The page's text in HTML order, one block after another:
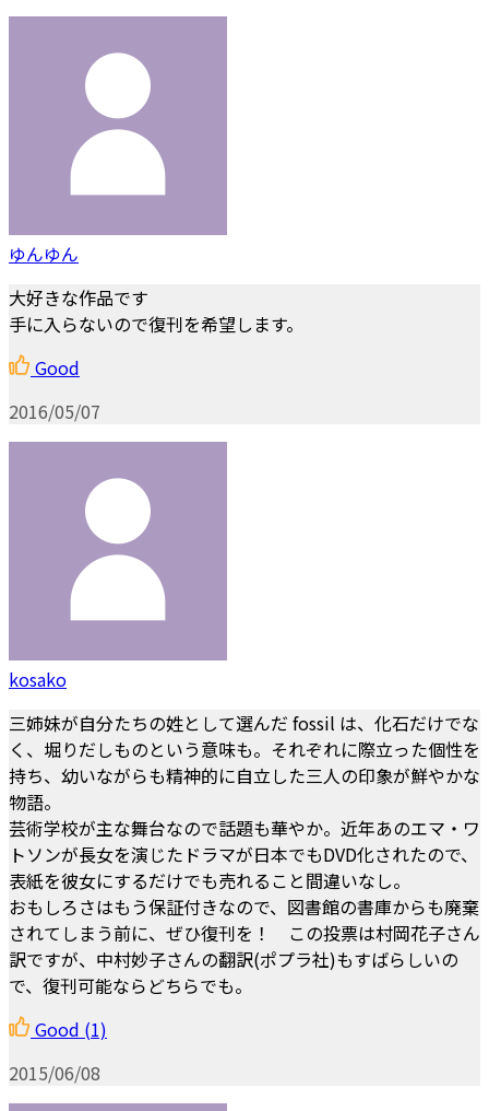
ゆんゆん
大好きな作品です
手に入らないので復刊を希望します。
Good
2016/05/07
kosako
三姉妹が自分たちの姓として選んだ fossil は、化石だけでな
く、堀りだしものという意味も。それぞれに際立った個性を
持ち、幼いながらも精神的に自立した三人の印象が鮮やかな
物語。
芸術学校が主な舞台なので話題も華やか。近年あのエマ・ワ
トソンが長女を演じたドラマが日本でもDVD化されたので、
表紙を彼女にするだけでも売れること間違いなし。
おもしろさはもう保証付きなので、図書館の書庫からも廃棄
されてしまう前に、ぜひ復刊を！ この投票は村岡花子さん
訳ですが、中村妙子さんの翻訳(ポプラ社)もすばらしいの
で、復刊可能ならどちらでも。
Good (1)
2015/06/08